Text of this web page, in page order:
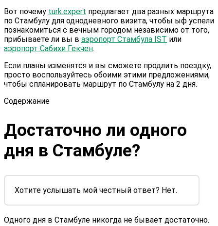
Вот почему turk.expert предлагает два разных маршрута
по Стамбулу для однодневного визита, чтобы ыф успели
познакомиться с вечным городом независимо от того,
прибываете ли вы в аэропорт Стамбула IST или
аэропорт Сабихи Гекчен.
Если планы изменятся и вы сможете продлить поездку,
просто воспользуйтесь обоими этими предложениями,
чтобы спланировать маршрут по Стамбулу на 2 дня.
Содержание
Достаточно ли одного
дня в Стамбуле?
Хотите услышать мой честный ответ? Нет.
Одного дня в Стамбуле никогда не бывает достаточно.